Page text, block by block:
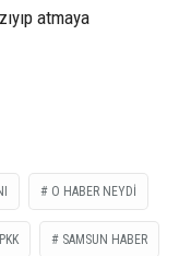
atmaya
O HABER NEYDİ
PKK SAMSUN HABER